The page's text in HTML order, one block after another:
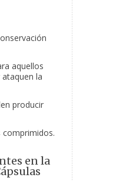
aquellos
la
producir
en la